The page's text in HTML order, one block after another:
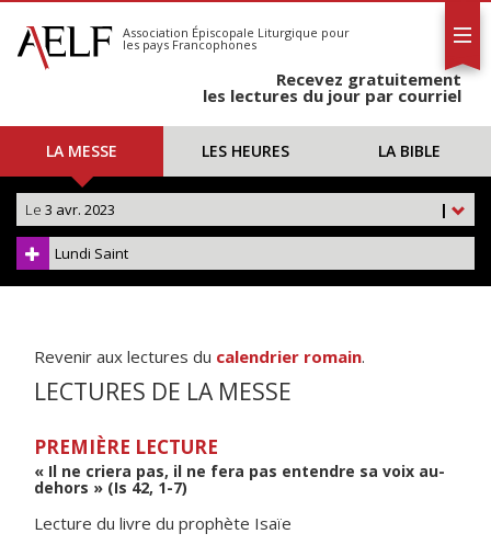
S'abonner
Calendrier
Association Épiscopale Liturgique pour
les pays Francophones
Recevez gratuitement
les lectures du jour par courriel
LA MESSE LES HEURES LA BIBLE
|
Le 3 avr. 2023
Lundi Saint
Revenir aux lectures du calendrier romain.
LECTURES DE LA MESSE
PREMIÈRE LECTURE
« Il ne criera pas, il ne fera pas entendre sa voix au-
dehors » (Is 42, 1-7)
Lecture du livre du prophète Isaïe